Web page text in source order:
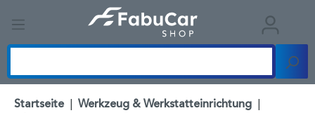
Startseite | Werkzeug & Werkstatteinrichtung |